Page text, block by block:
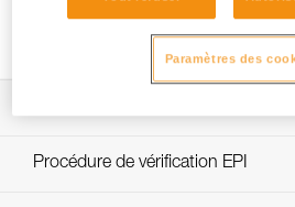
Gestuelle d’assurage :
Technical Notice
Procédure de vérification EPI
Paramètres des